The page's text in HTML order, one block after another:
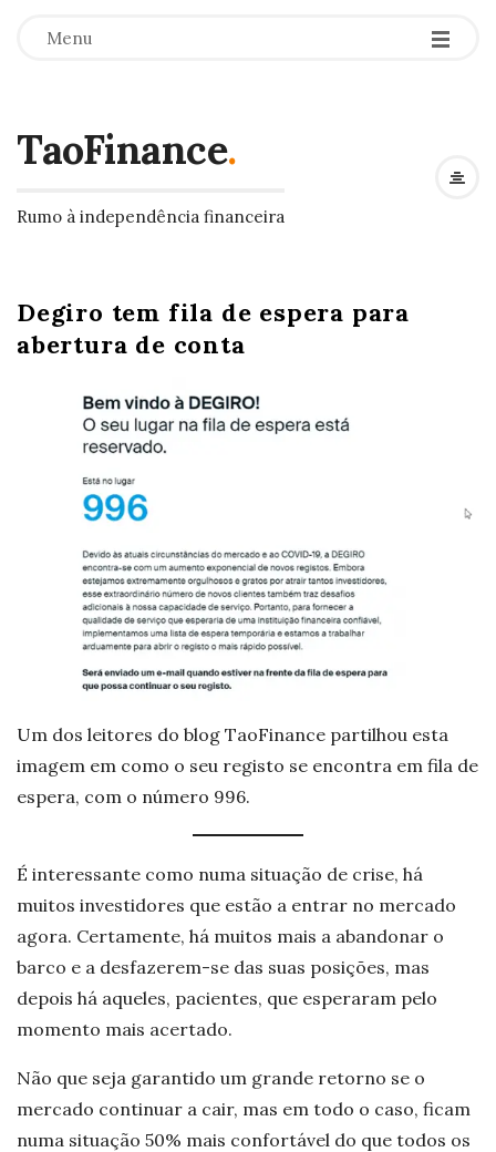
Menu
TaoFinance.
Rumo à independência financeira
Degiro tem fila de espera para
abertura de conta
Um dos leitores do blog TaoFinance partilhou esta
imagem em como o seu registo se encontra em fila de
espera, com o número 996.
É interessante como numa situação de crise, há
muitos investidores que estão a entrar no mercado
agora. Certamente, há muitos mais a abandonar o
barco e a desfazerem-se das suas posições, mas
depois há aqueles, pacientes, que esperaram pelo
momento mais acertado.
Não que seja garantido um grande retorno se o
mercado continuar a cair, mas em todo o caso, ficam
numa situação 50% mais confortável do que todos os